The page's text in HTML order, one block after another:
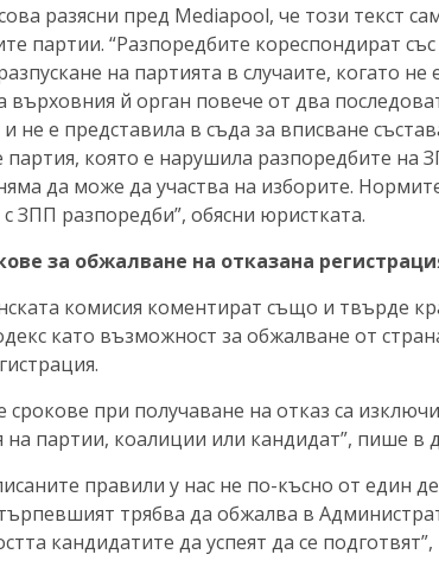
разясни пред Mediapool, че този текст
партии. “Разпоредбите кореспондират
на партията в случаите, когато
върховния й орган повече от два
не е представила в съда за вписване
партия, която е нарушила разпоредбите на
да може да участва на изборите.
ЗПП разпоредби”, обясни юристката.
за обжалване на отказана
комисия коментират също и твърде
като възможност за обжалване от
срокове при получаване на отказ са
на партии, коалиции или кандидат”, пише в
правили у нас не по-късно от един
трябва да обжалва в
кандидатите да успеят да се